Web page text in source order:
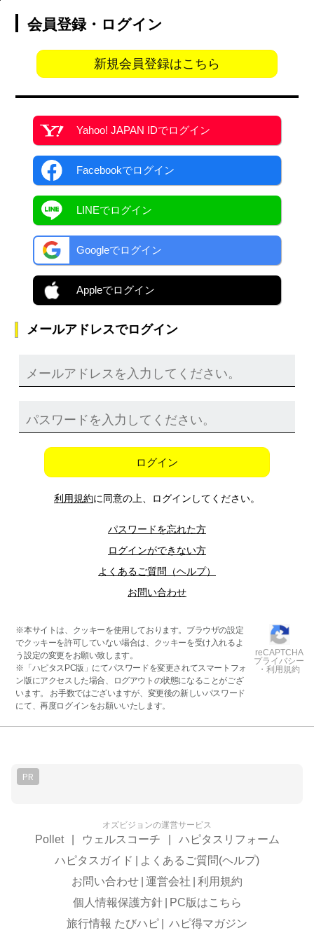
会員登録・ログイン
新規会員登録はこちら
Yahoo! JAPAN IDでログイン
Facebookでログイン
LINEでログイン
Googleでログイン
Appleでログイン
メールアドレスでログイン
ログイン
利用規約に同意の上、ログインしてください。
パスワードを忘れた方
ログインができない方
よくあるご質問（ヘルプ）
お問い合わせ
※本サイトは、クッキーを使用しております。ブラウザの設定
でクッキーを許可していない場合は、クッキーを受け入れるよ
う設定の変更をお願い致します。
※「ハピタスPC版」にてパスワードを変更されてスマートフォ
ン版にアクセスした場合、ログアウトの状態になることがござ
います。 お手数ではございますが、変更後の新しいパスワード
にて、再度ログインをお願いいたします。
reCAPTCHA
プライバシー
・利用規約
PR
オズビジョンの運営サービス
Pollet ウェルスコーチ
ハピタスリフォーム
ハピタスガイド
よくあるご質問(ヘルプ)
お問い合わせ 運営会社
利用規約
個人情報保護方針
PC版はこちら
旅行情報 たびハピ
ハピ得マガジン